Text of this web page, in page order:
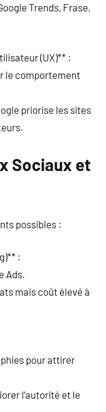
Trends, Frase,
(UX)** :
le comportement
priorise les sites
Sociaux et
possibles :
:
Ads.
mais coût élevé à
pour attirer
l’autorité et le